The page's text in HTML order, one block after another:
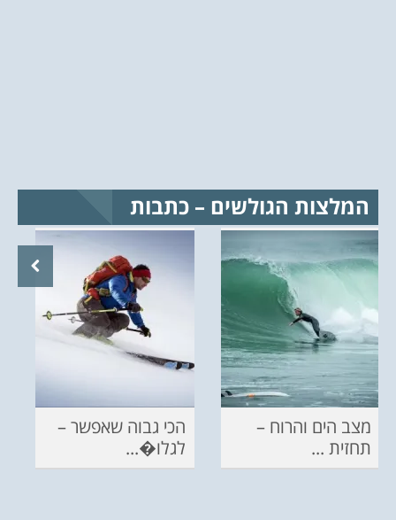
המלצות הגולשים – כתבות
מצב הים והרוח –
תחזית ...
הכי גבוה שאפשר –
לגלו�...